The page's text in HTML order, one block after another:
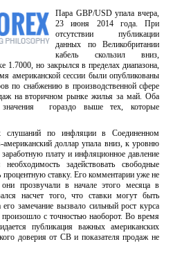
Пара GBP/USD упала вчера,
23 июня 2014 года. При
отсутствии публикации
данных по Великобритании
кабель скользил вниз,
1.7000, но закрылся в пределах диапазона,
американской сессии были опубликованы
по снабжению в производственной сфере
на вторичном рынке жилья за май. Оба
значения гораздо выше тех, которые
слушаний по инфляции в Соединенном
американский доллар упала вниз, к уровню
плату и инфляционное давление
задействовать свободные
ставку. Его комментарии уже не
прозвучали в начале этого месяца в
насчет того, что ставки могут быть
замечание вызвало сильный рост курса
с точностью наоборот. Во время
публикация важных американских
доверия от СВ и показателя продаж не